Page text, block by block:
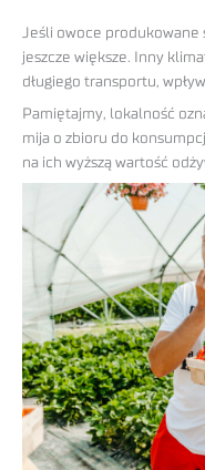
Jeśli owoce produkowane
jeszcze większe. Inny
długiego transportu,
Pamiętajmy, lokalność
mija o zbioru do
na ich wyższą wartość